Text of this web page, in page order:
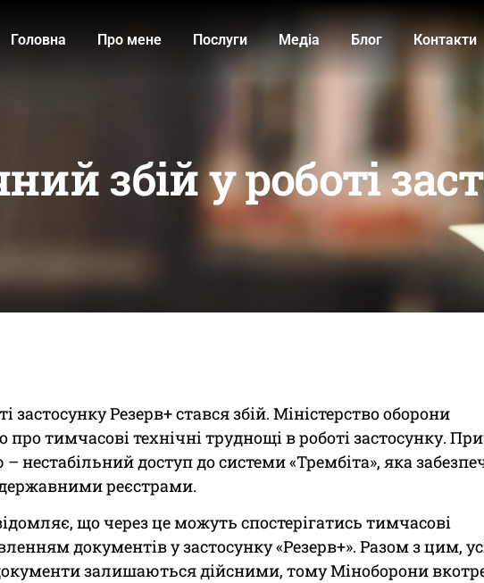
Головна Про мене Послуги Медiа Блог Контакти
збій у роботі
застосунку Резерв+ стався збій. Міністерство оборони
тимчасові технічні труднощі в роботі застосунку.
– нестабільний доступ до системи «Трембіта», яка
реєстрами.
що через це можуть спостерігатись тимчасові
документів у застосунку «Резерв+». Разом з цим,
залишаються дійсними, тому Міноборони